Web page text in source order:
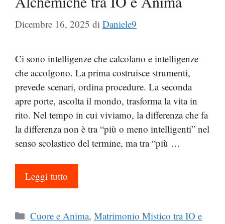
Dicembre 16, 2025 di Daniele9
Ci sono intelligenze che calcolano e intelligenze
che accolgono. La prima costruisce strumenti,
prevede scenari, ordina procedure. La seconda
apre porte, ascolta il mondo, trasforma la vita in
rito. Nel tempo in cui viviamo, la differenza che fa
la differenza non è tra “più o meno intelligenti” nel
senso scolastico del termine, ma tra “più …
Leggi tutto
Categorie
Cuore e Anima,Matrimonio Mistico tra IO e